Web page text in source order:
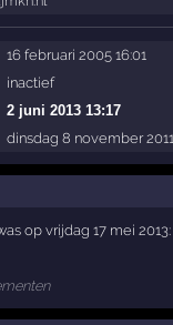
16 februari 2005 16:01
inactief
2 juni 2013 13:17
dinsdag 8 november
op vrijdag 17 mei